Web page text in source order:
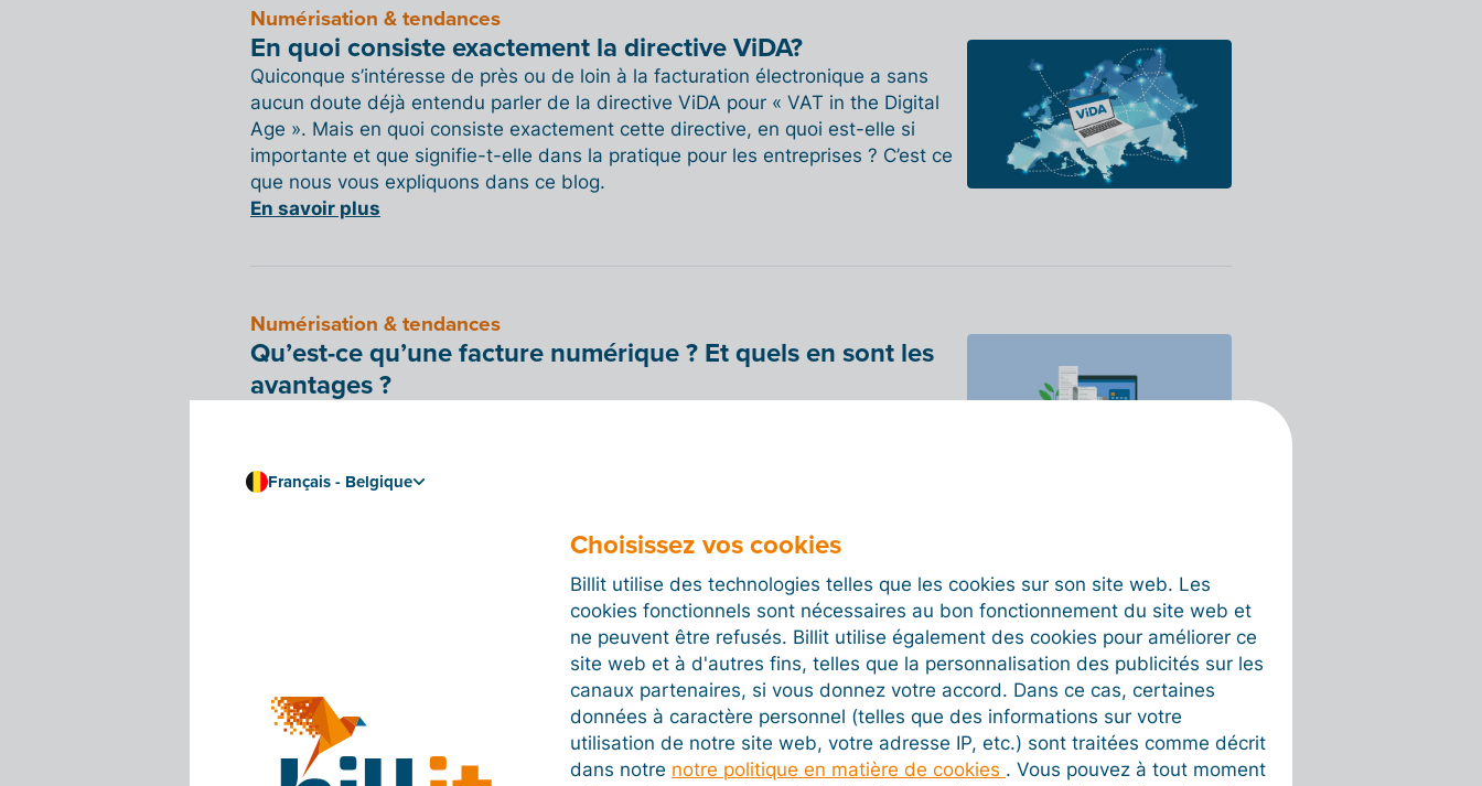
Numérisation & tendances
En quoi consiste exactement la directive ViDA?
Quiconque s’intéresse de près ou de loin à la facturation électronique a sans
aucun doute déjà entendu parler de la directive ViDA pour « VAT in the Digital
Age ». Mais en quoi consiste exactement cette directive, en quoi est-elle si
importante et que signifie-t-elle dans la pratique pour les entreprises ? C’est ce
que nous vous expliquons dans ce blog.
En savoir plus
Numérisation & tendances
Qu’est-ce qu’une facture numérique ? Et quels en sont les
avantages ?
administration.
En savoir plus
Peppol : quelle est la différence entre un evidence file et un
Un evidence file, ou fichier de preuve, confirme que votre facture électronique a
été correctement envoyée. Dans ce post de blog, nous vous expliquons la
différence avec un avis IMR.
En savoir plus
Français - Belgique
Choisissez vos cookies
Billit utilise des technologies telles que les cookies sur son site web. Les
cookies fonctionnels sont nécessaires au bon fonctionnement du site web et
ne peuvent être refusés. Billit utilise également des cookies pour améliorer ce
site web et à d'autres fins, telles que la personnalisation des publicités sur les
canaux partenaires, si vous donnez votre accord. Dans ce cas, certaines
données à caractère personnel (telles que des informations sur votre
utilisation de notre site web, votre adresse IP, etc.) sont traitées comme décrit
dans notre notre politique en matière de cookies . Vous pouvez à tout moment